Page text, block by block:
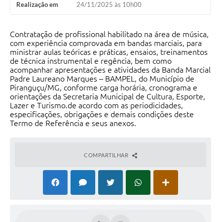
Realização em 24/11/2025 às 10h00
Contratação de profissional habilitado na área de música,
com experiência comprovada em bandas marciais, para
ministrar aulas teóricas e práticas, ensaios, treinamentos
de técnica instrumental e regência, bem como
acompanhar apresentações e atividades da Banda Marcial
Padre Laureano Marques – BAMPEL, do Município de
Piranguçu/MG, conforme carga horária, cronograma e
orientações da Secretaria Municipal de Cultura, Esporte,
Lazer e Turismo.de acordo com as periodicidades,
especificações, obrigações e demais condições deste
Termo de Referência e seus anexos.
COMPARTILHAR